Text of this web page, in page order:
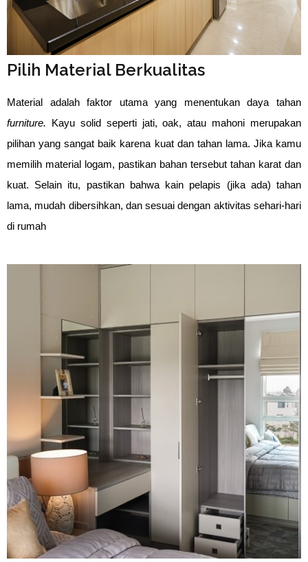
Pilih Material Berkualitas
Material adalah faktor utama yang menentukan daya tahan
furniture. Kayu solid seperti jati, oak, atau mahoni merupakan
pilihan yang sangat baik karena kuat dan tahan lama. Jika kamu
memilih material logam, pastikan bahan tersebut tahan karat dan
kuat. Selain itu, pastikan bahwa kain pelapis (jika ada) tahan
lama, mudah dibersihkan, dan sesuai dengan aktivitas sehari-hari
di rumah